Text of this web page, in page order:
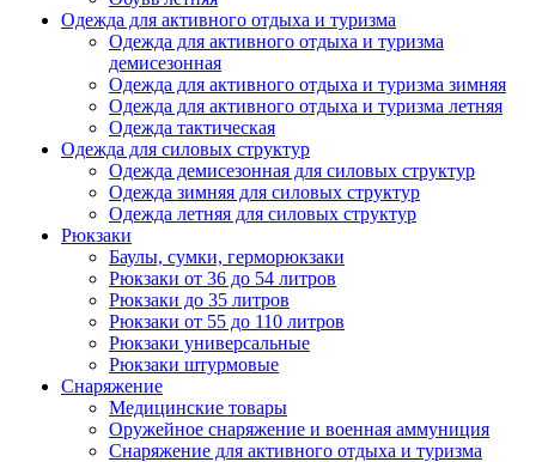
Одежда для активного отдыха и туризма
Одежда для активного отдыха и туризма
демисезонная
Одежда для активного отдыха и туризма зимняя
Одежда для активного отдыха и туризма летняя
Одежда тактическая
Одежда для силовых структур
Одежда демисезонная для силовых структур
Одежда зимняя для силовых структур
Одежда летняя для силовых структур
Рюкзаки
Баулы, сумки, герморюкзаки
Рюкзаки от 36 до 54 литров
Рюкзаки до 35 литров
Рюкзаки от 55 до 110 литров
Рюкзаки универсальные
Рюкзаки штурмовые
Снаряжение
Медицинские товары
Оружейное снаряжение и военная аммуниция
Снаряжение для активного отдыха и туризма